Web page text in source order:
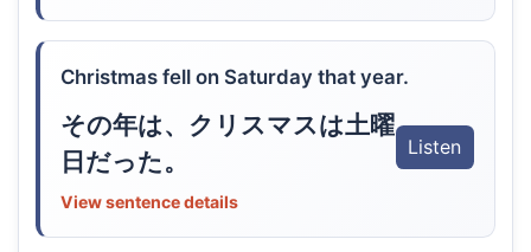
Christmas fell on Saturday that year.
その年は、クリスマスは土曜
日だった。
Listen
View sentence details